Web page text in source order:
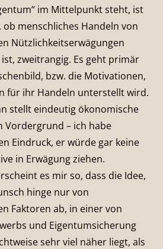
im Mittelpunkt steht, ist
ob menschliches Handeln von
Nützlichkeitserwägungen
zweitrangig. Es geht primär
bzw. die Motivationen,
für ihr Handeln unterstellt wird.
stellt eindeutig ökonomische
Vordergrund – ich habe
Eindruck, er würde gar keine
in Erwägung ziehen.
es mir so, dass die Idee,
hinge nur von
Faktoren ab, in einer von
und Eigentumsicherung
sehr viel näher liegt, als